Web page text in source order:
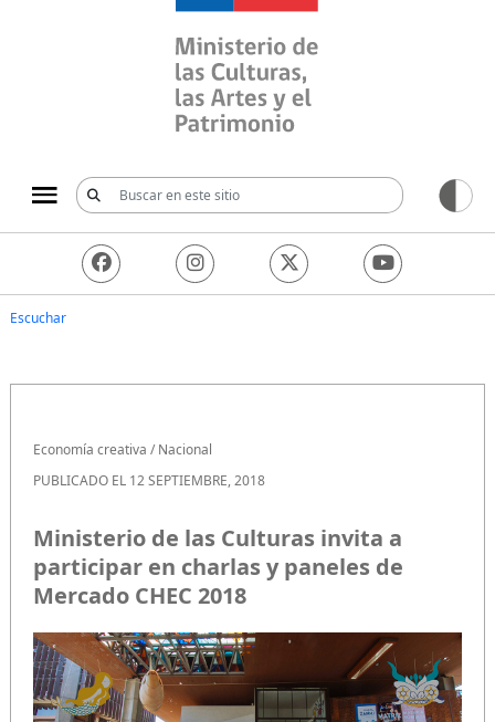
Ministerio de las
Escuchar
Economía creativa /Nacional
PUBLICADO EL 12 SEPTIEMBRE, 2018
Ministerio de las Culturas invita a
participar en charlas y paneles de
Mercado CHEC 2018